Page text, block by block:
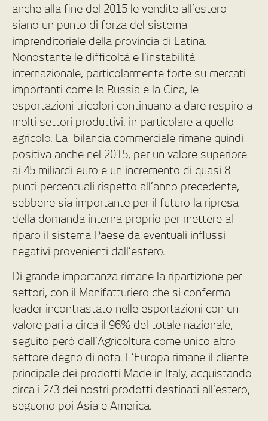
anche alla fine del 2015 le vendite all’estero
siano un punto di forza del sistema
imprenditoriale della provincia di Latina.
Nonostante le difficoltà e l’instabilità
internazionale, particolarmente forte su mercati
importanti come la Russia e la Cina, le
esportazioni tricolori continuano a dare respiro a
molti settori produttivi, in particolare a quello
agricolo. La bilancia commerciale rimane quindi
positiva anche nel 2015, per un valore superiore
ai 45 miliardi euro e un incremento di quasi 8
punti percentuali rispetto all’anno precedente,
sebbene sia importante per il futuro la ripresa
della domanda interna proprio per mettere al
riparo il sistema Paese da eventuali influssi
negativi provenienti dall’estero.
Di grande importanza rimane la ripartizione per
settori, con il Manifatturiero che si conferma
leader incontrastato nelle esportazioni con un
valore pari a circa il 96% del totale nazionale,
seguito però dall’Agricoltura come unico altro
settore degno di nota. L’Europa rimane il cliente
principale dei prodotti Made in Italy, acquistando
circa i 2/3 dei nostri prodotti destinati all’estero,
seguono poi Asia e America.